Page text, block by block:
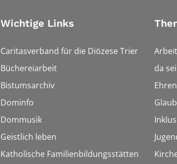
Wichtige Links
Caritasverband für die Diözese Trier
Büchereiarbeit
Bistumsarchiv
Dominfo
Dommusik
Geistlich leben
Katholische Familienbildungsstätten
da